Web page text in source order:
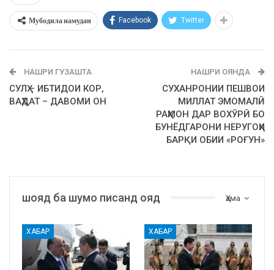
Мубодила намудан Facebook Twitter
НАШРИ ГУЗАШТА
СУЛҲ – ИБТИДОИ КОР,
ВАҲДАТ – ДАВОМИ ОН
НАШРИ ОЯНДА
СУХАНРОНИИ ПЕШВОИ
МИЛЛАТ ЭМОМАЛӢ
РАҲМОН ДАР ВОХӮРӢ БО
БУНЁДГАРОНИ НЕРУГОҲИ
БАРҚИ ОБИИ «РОҒУН»
Ҳама
шояд ба шумо писанд ояд
ХАБАР ХАБАР